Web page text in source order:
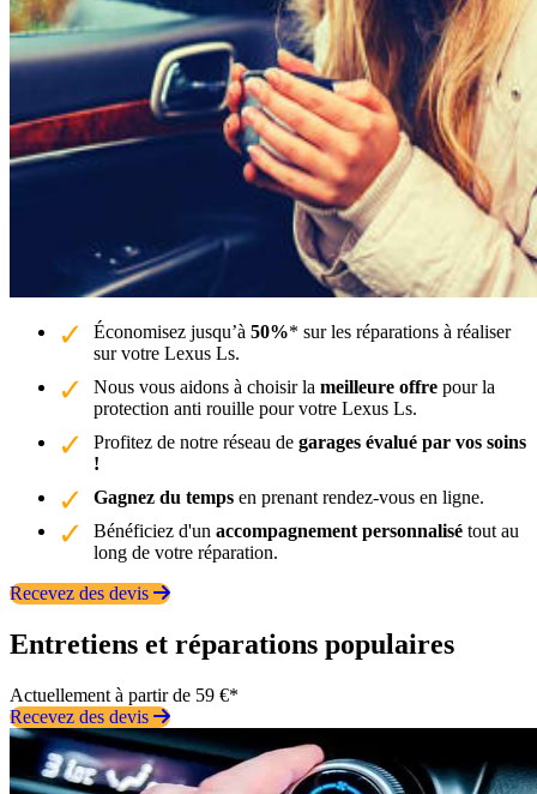
Économisez jusqu’à 50%* sur les réparations à réaliser
sur votre Lexus Ls.
Nous vous aidons à choisir la meilleure offre pour la
protection anti rouille pour votre Lexus Ls.
Profitez de notre réseau de garages évalué par vos soins
!
Gagnez du temps en prenant rendez-vous en ligne.
Bénéficiez d'un accompagnement personnalisé tout au
long de votre réparation.
Recevez des devis
Entretiens et réparations populaires
Actuellement à partir de 59 €*
Recevez des devis